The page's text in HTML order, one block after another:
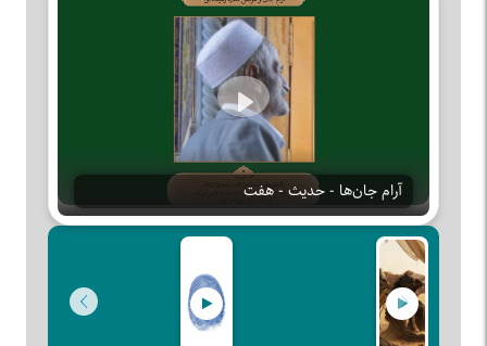
Play
آرام جان‌ها - حدیث - هفت